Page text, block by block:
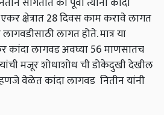
क्षेत्रात 28 दिवस काम करावे लागत
लागत होते. मात्र या
कांदा लागवड अवघ्या 56 माणसातच
मजूर शोधाशोध ची डोकेदुखी देखील
वेळेत कांदा लागवड नितीन यांनी